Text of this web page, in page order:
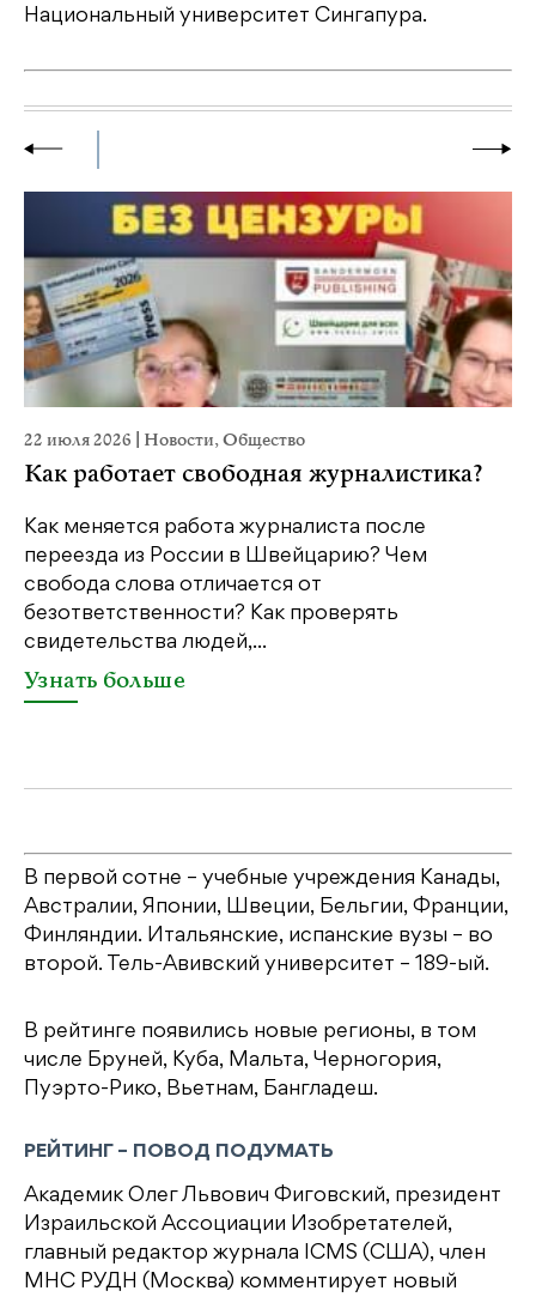
Национальный университет Сингапура.
22 июля 2026 Новости,Общество
Как работает свободная журналистика?
Как меняется работа журналиста после
переезда из России в Швейцарию? Чем
свобода слова отличается от
безответственности? Как проверять
свидетельства людей,...
Узнать больше
В первой сотне – учебные учреждения Канады,
Австралии, Японии, Швеции, Бельгии, Франции,
Финляндии. Итальянские, испанские вузы – во
второй. Тель-Авивский университет – 189-ый.
В рейтинге появились новые регионы, в том
числе Бруней, Куба, Мальта, Черногория,
Пуэрто-Рико, Вьетнам, Бангладеш.
РЕЙТИНГ – ПОВОД ПОДУМАТЬ
Академик Олег Львович Фиговский, президент
Израильской Ассоциации Изобретателей,
главный редактор журнала ICMS (США), член
МНС РУДН (Москва) комментирует новый